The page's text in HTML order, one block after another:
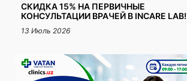
СКИДКА 15% НА ПЕРВИЧНЫЕ
КОНСУЛЬТАЦИИ ВРАЧЕЙ В INCARE LAB!
13 Июль 2026